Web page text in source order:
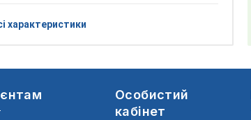
характеристики
Особистий
кабінет